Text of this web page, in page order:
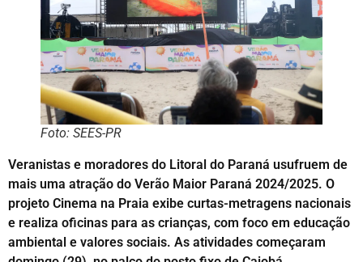
Foto: SEES-PR
Veranistas e moradores do Litoral do Paraná usufruem de
mais uma atração do Verão Maior Paraná 2024/2025. O
projeto Cinema na Praia exibe curtas-metragens nacionais
e realiza oficinas para as crianças, com foco em educação
ambiental e valores sociais. As atividades começaram